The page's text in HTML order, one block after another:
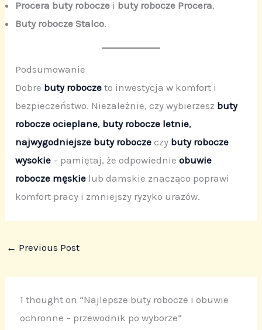
Procera buty robocze i buty robocze Procera,
Buty robocze Stalco.
Podsumowanie
Dobre buty robocze to inwestycja w komfort i
bezpieczeństwo. Niezależnie, czy wybierzesz buty
robocze ocieplane, buty robocze letnie,
najwygodniejsze buty robocze czy buty robocze
wysokie – pamiętaj, że odpowiednieobuwie
robocze męskie lub damskie znacząco poprawi
komfort pracy i zmniejszy ryzyko urazów.
← Previous Post
1 thought on “Najlepsze buty robocze i obuwie
ochronne – przewodnik po wyborze”